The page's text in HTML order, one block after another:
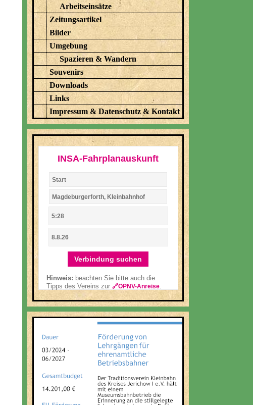
Arbeitseinsätze
Zeitungsartikel
Bilder
Umgebung
Spazieren & Wandern
Souvenirs
Downloads
Links
Impressum & Datenschutz & Kontakt
INSA-Fahrplanauskunft
Verbindung suchen
Hinweis: beachten Sie bitte auch die
Tipps des Vereins zur 🔗ÖPNV-Anreise.